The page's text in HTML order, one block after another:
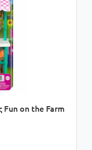
on the Farm